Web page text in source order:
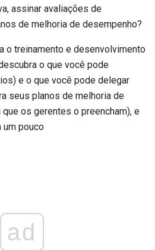
assinar avaliações de
de melhoria de desempenho?
o treinamento e desenvolvimento
o que você pode
e o que você pode delegar
seus planos de melhoria de
os gerentes o preencham), e
um pouco
ad